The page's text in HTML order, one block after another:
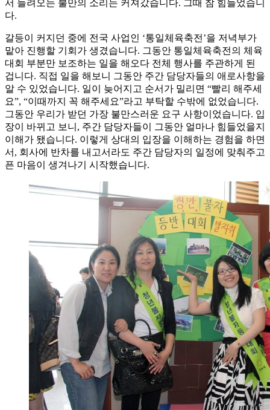
서 들려오는 불만의 소리는 커져갔습니다. 그때 참 힘들었습니
다.
갈등이 커지던 중에 전국 사업인 ‘통일체육축전’을 저녁부가
맡아 진행할 기회가 생겼습니다. 그동안 통일체육축전의 체육
대회 부분만 보조하는 일을 해오다 전체 행사를 주관하게 된
겁니다. 직접 일을 해보니 그동안 주간 담당자들의 애로사항을
알 수 있었습니다. 일이 늦어지고 순서가 밀리면 “빨리 해주세
요”, “이때까지 꼭 해주세요”라고 부탁할 수밖에 없었습니다.
그동안 우리가 받던 가장 불만스러운 요구 사항이었습니다. 입
장이 바뀌고 보니, 주간 담당자들이 그동안 얼마나 힘들었을지
이해가 됐습니다. 이렇게 상대의 입장을 이해하는 경험을 하면
서, 회사에 반차를 내고서라도 주간 담당자의 일정에 맞춰주고
픈 마음이 생겨나기 시작했습니다.